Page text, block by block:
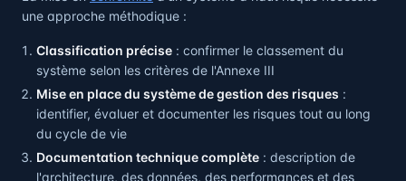
une approche méthodique :
Classification précise : confirmer le classement du
système selon les critères de l'Annexe III
Mise en place du système de gestion des risques :
identifier, évaluer et documenter les risques tout au long
du cycle de vie
Documentation technique complète : description de
l'architecture, des données, des performances et des